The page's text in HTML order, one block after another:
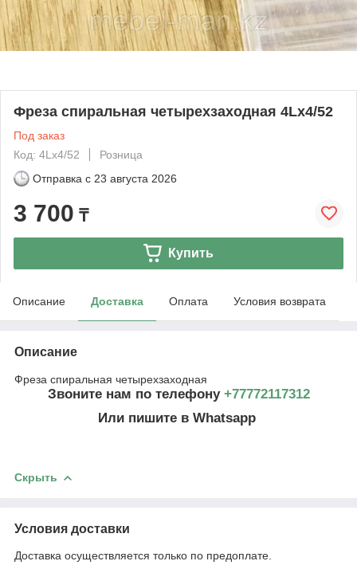
Фреза спиральная четырехзаходная 4Lx4/52
Под заказ
Код: 4Lx4/52
Розница
Отправка с 23 августа 2026
3 700 ₸
Купить
Описание Доставка Оплата Условия возврата
Описание
Фреза спиральная четырехзаходная
Звоните нам по телефону +77772117312
Или пишите в Whatsapp
Скрыть
Условия доставки
Доставка осуществляется только по предоплате.